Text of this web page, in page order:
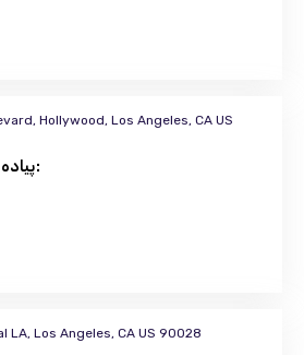
Hollywood, Los Angeles, CA US
پیاده رو نام آوران هالیوود:
LA, Los Angeles, CA US 90028